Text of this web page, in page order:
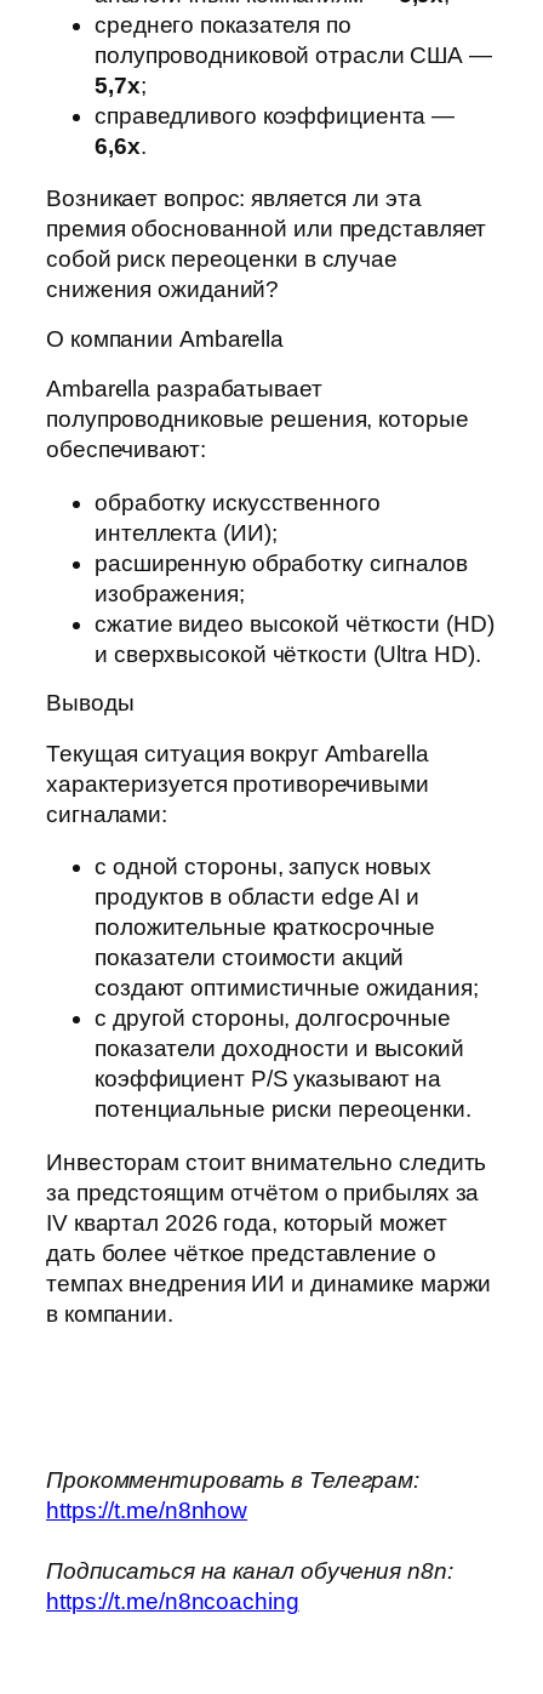
среднего показателя по
полупроводниковой отрасли США —
5,7x;
справедливого коэффициента —
6,6x.
Возникает вопрос: является ли эта
премия обоснованной или представляет
собой риск переоценки в случае
снижения ожиданий?
О компании Ambarella
Ambarella разрабатывает
полупроводниковые решения, которые
обеспечивают:
обработку искусственного
интеллекта (ИИ);
расширенную обработку сигналов
изображения;
сжатие видео высокой чёткости (HD)
и сверхвысокой чёткости (Ultra HD).
Выводы
Текущая ситуация вокруг Ambarella
характеризуется противоречивыми
сигналами:
с одной стороны, запуск новых
продуктов в области edge AI и
положительные краткосрочные
показатели стоимости акций
создают оптимистичные ожидания;
с другой стороны, долгосрочные
показатели доходности и высокий
коэффициент P/S указывают на
потенциальные риски переоценки.
Инвесторам стоит внимательно следить
за предстоящим отчётом о прибылях за
IV квартал 2026 года, который может
дать более чёткое представление о
темпах внедрения ИИ и динамике маржи
в компании.
Прокомментировать в Телеграм:
https://t.me/n8nhow
Подписаться на канал обучения n8n:
https://t.me/n8ncoaching